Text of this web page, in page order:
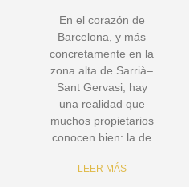
En el corazón de
Barcelona, y más
concretamente en la
zona alta de Sarrià–
Sant Gervasi, hay
una realidad que
muchos propietarios
conocen bien: la de
LEER MÁS